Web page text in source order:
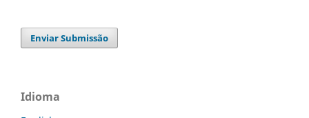
Enviar Submissão
Idioma